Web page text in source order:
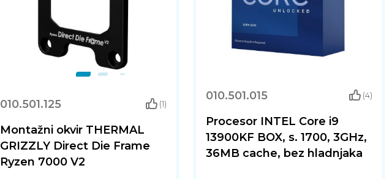
010.501.125 (1)
Montažni okvir THERMAL
GRIZZLY Direct Die Frame
Ryzen 7000 V2
010.501.015 (4)
Procesor INTEL Core i9
13900KF BOX, s. 1700, 3GHz,
36MB cache, bez hladnjaka